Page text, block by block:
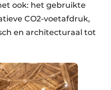
ook: het gebruikte
CO2-voetafdruk,
en architecturaal tot